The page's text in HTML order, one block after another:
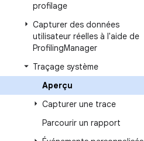
profilage
Capturer des données
utilisateur réelles à l'aide de
ProfilingManager
Traçage système
Aperçu
Capturer une trace
Parcourir un rapport